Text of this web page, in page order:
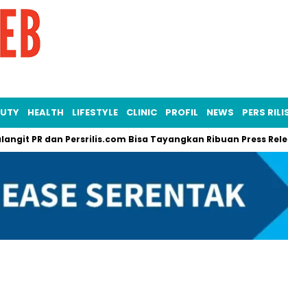
HEALTH LIFESTYLE CLINIC PROFIL NEWS PERS
dan Persrilis.com Bisa Tayangkan Ribuan Press Release,